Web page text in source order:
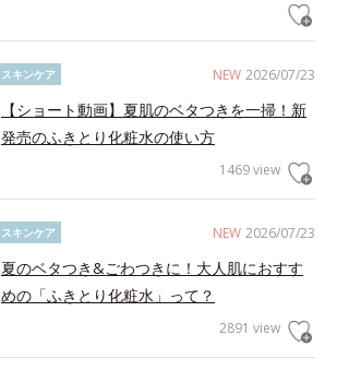
NEW 2026/07/23
スキンケア
【ショート動画】夏肌のベタつきを一掃！新
発売のふきとり化粧水の使い方
1469 view
NEW 2026/07/23
スキンケア
夏のベタつき&ごわつきに！大人肌におすす
めの「ふきとり化粧水」って？
2891 view